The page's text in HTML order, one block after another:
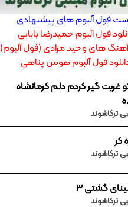
فول آلبوم های پیشنهادی
فول آلبوم حمیدرضا بابایی
آهنگ های وحید مرادی (فول آلبوم)
فول آلبوم هومن پناهی
غربت گیر کردم دلم کرمانشاه
ترکاشوند
کر
ترکاشوند
گشتی 3
ترکاشوند